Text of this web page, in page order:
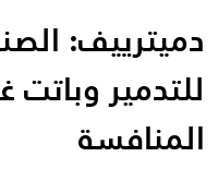
دميترييف:
للتدمير وباتت
المنافسة